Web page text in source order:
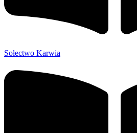
Sołectwo Karwia